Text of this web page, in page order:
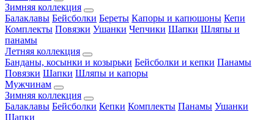
Зимняя коллекция
Балаклавы Бейсболки Береты Капоры и капюшоны Кепи
Комплекты Повязки Ушанки Чепчики Шапки Шляпы и
панамы
Летняя коллекция
Банданы, косынки и козырьки Бейсболки и кепки Панамы
Повязки Шапки Шляпы и капоры
Мужчинам
Зимняя коллекция
Балаклавы Бейсболки Кепки Комплекты Панамы Ушанки
Шапки